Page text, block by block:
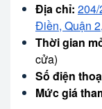
Địa chỉ:
Điền, Quận
Thời gian
cửa)
Số điện
Mức giá